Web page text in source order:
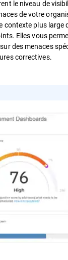
le niveau de
de votre
contexte plus large
Elles vous
des menaces
correctives.